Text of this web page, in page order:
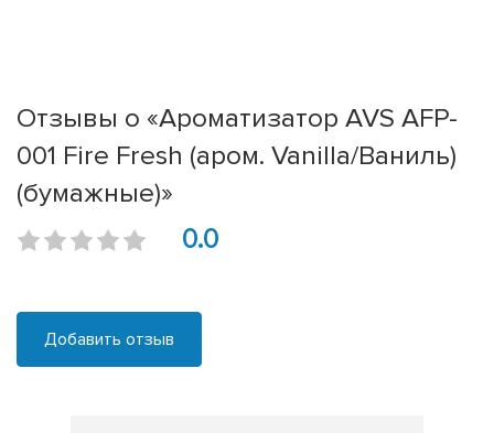
Отзывы о «Ароматизатор AVS AFP-
001 Fire Fresh (аром. Vanilla/Ваниль)
(бумажные)»
0.0
Добавить отзыв